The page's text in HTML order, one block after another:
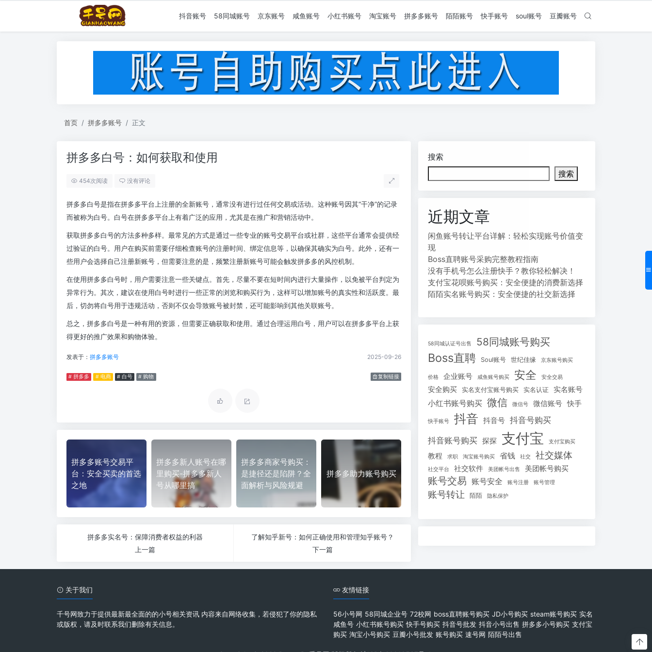
抖音账号 58同城账号 京东账号 咸鱼账号 小红书账号 淘宝账号 拼多多账号 陌陌账号 快手账号 soul账号 豆瓣账号
首页 拼多多账号 正文
拼多多白号：如何获取和使用
454次阅读 没有评论
拼多多白号是指在拼多多平台上注册的全新账号，通常没有进行过任何交易或活动。这种账号因其“干净”的记录
而被称为白号。白号在拼多多平台上有着广泛的应用，尤其是在推广和营销活动中。
获取拼多多白号的方法多种多样。最常见的方式是通过一些专业的账号交易平台或社群，这些平台通常会提供经
过验证的白号。用户在购买前需要仔细检查账号的注册时间、绑定信息等，以确保其确实为白号。此外，还有一
些用户会选择自己注册新账号，但需要注意的是，频繁注册新账号可能会触发拼多多的风控机制。
在使用拼多多白号时，用户需要注意一些关键点。首先，尽量不要在短时间内进行大量操作，以免被平台判定为
异常行为。其次，建议在使用白号时进行一些正常的浏览和购买行为，这样可以增加账号的真实性和活跃度。最
后，切勿将白号用于违规活动，否则不仅会导致账号被封禁，还可能影响到其他关联账号。
总之，拼多多白号是一种有用的资源，但需要正确获取和使用。通过合理运用白号，用户可以在拼多多平台上获
得更好的推广效果和购物体验。
发表于： 拼多多账号 2025-09-26
# 拼多多 # 电商 # 白号 # 购物 复制链接
拼多多账号交易平
台：安全买卖的首选
之地
拼多多新人账号在哪
里购买-拼多多新人
号从哪里搞
拼多多商家号购买：
是捷径还是陷阱？全
面解析与风险规避
拼多多助力账号购买
拼多多实名号：保障消费者权益的利器
上一篇
了解知乎新号：如何正确使用和管理知乎账号？
下一篇
搜索
搜索
近期文章
闲鱼账号转让平台详解：轻松实现账号价值变
现
Boss直聘账号采购完整教程指南
没有手机号怎么注册快手？教你轻松解决！
支付宝花呗账号购买：安全便捷的消费新选择
陌陌实名账号购买：安全便捷的社交新选择
58同城认证号出售 58同城账号购买
Boss直聘 Soul账号 世纪佳缘 京东账号购买
价格 企业账号 咸鱼账号购买 安全 安全交易
安全购买 实名支付宝账号购买 实名认证 实名账号
小红书账号购买 微信 微信号 微信账号 快手
快手账号 抖音 抖音号 抖音号购买
抖音账号购买 探探 支付宝 支付宝购买
教程 求职 淘宝账号购买 省钱 社交 社交媒体
社交平台 社交软件 美团帐号出售 美团帐号购买
账号交易 账号安全 账号注册 账号管理
账号转让 陌陌 隐私保护
关于我们
千号网致力于提供最新最全面的的小号相关资讯 内容来自网络收集，若侵犯了你的隐私
或版权，请及时联系我们删除有关信息。
友情链接
56小号网 58同城企业号 72校网 boss直聘账号购买 JD小号购买 steam账号购买 实名
咸鱼号 小红书账号购买 快手号购买 抖音号批发 抖音小号出售 拼多多小号购买 支付宝
购买 淘宝小号购买 豆瓣小号批发 账号购买 速号网 陌陌号出售